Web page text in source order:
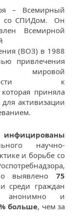
– Всемирный
со СПИДом. Он
Всемирной
(ВОЗ) в 1988
привлечения
мировой
к
приняла
активизации
научно-
и борьбе со
выявлено 75
среди граждан
анонимно и
больше, чем за